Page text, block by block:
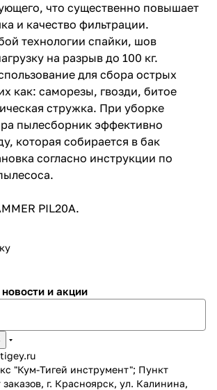
что существенно повышает
и качество фильтрации.
технологии спайки, шов
на разрыв до 100 кг.
для сбора острых
как: саморезы, гвозди, битое
стружка. При уборке
пылесборник эффективно
которая собирается в бак
согласно инструкции по
PIL20A.
новости и акции
"Кум-Тигей инструмент"; Пункт
г. Красноярск, ул. Калинина,